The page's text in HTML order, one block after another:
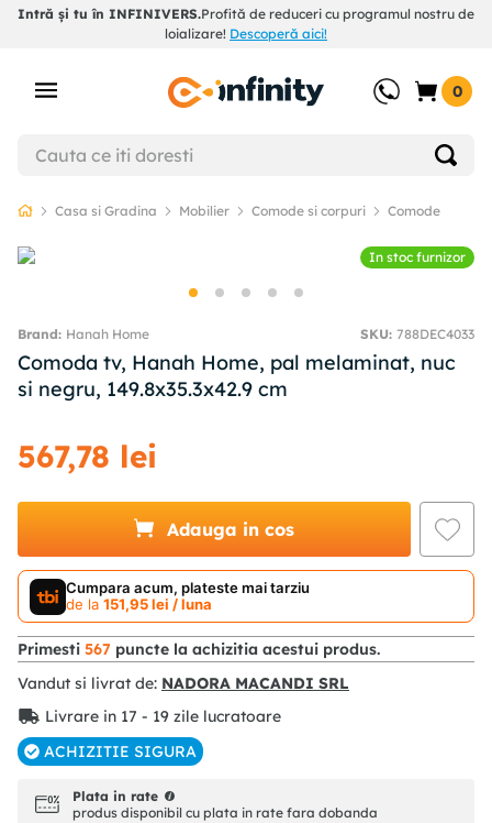
Intră și tu în INFINIVERS.Profită de reduceri cu programul nostru de
loializare! Descoperă aici!
0
Casa si Gradina Mobilier Comode si corpuri Comode
In stoc furnizor
Hanah Home SKU: 788DEC4033
Comoda tv, Hanah Home, pal melaminat, nuc
si negru, 149.8x35.3x42.9 cm
567,78 lei
Adauga in cos
Cumpara acum, plateste mai tarziu
de la 151,95 lei / luna
Primesti 567 puncte la achizitia acestui produs.
Vandut si livrat de: NADORA MACANDI SRL
Livrare in 17 - 19 zile lucratoare
ACHIZITIE SIGURA
Plata in rate
produs disponibil cu plata in rate fara dobanda